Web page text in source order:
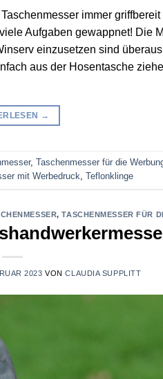
immer
Aufgaben gewappnet! Die
einzusetzen sind
aus der Hosentasche
→
, Taschenmesser für die
mit Werbedruck Teflonklinge
,TASCHENMESSER FÜR
2023 VONCLAUDIA SUPPLITT